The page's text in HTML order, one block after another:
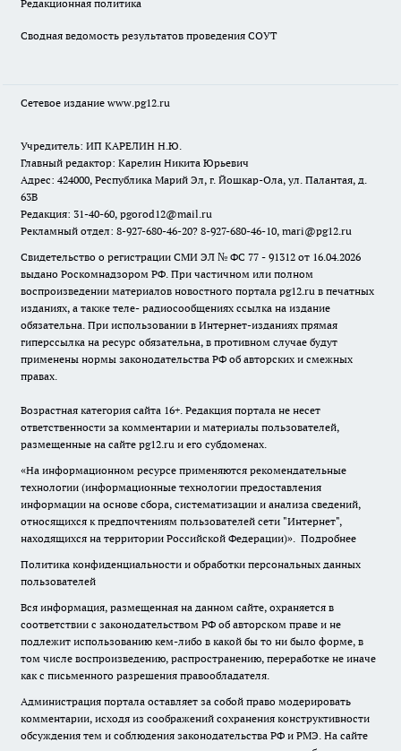
Редакционная политика
Сводная ведомость результатов проведения СОУТ
Сетевое издание www.pg12.ru
Учредитель: ИП КАРЕЛИН Н.Ю.
Главный редактор: Карелин Никита Юрьевич
Адрес: 424000, Республика Марий Эл, г. Йошкар-Ола, ул. Палантая, д.
63В
Редакция: 31-40-60, pgorod12@mail.ru
Рекламный отдел: 8-927-680-46-20? 8-927-680-46-10, mari@pg12.ru
Свидетельство о регистрации СМИ ЭЛ № ФС 77 - 91312 от 16.04.2026
выдано Роскомнадзором РФ. При частичном или полном
воспроизведении материалов новостного портала pg12.ru в печатных
изданиях, а также теле- радиосообщениях ссылка на издание
обязательна. При использовании в Интернет-изданиях прямая
гиперссылка на ресурс обязательна, в противном случае будут
применены нормы законодательства РФ об авторских и смежных
правах.
Возрастная категория сайта 16+. Редакция портала не несет
ответственности за комментарии и материалы пользователей,
размещенные на сайте pg12.ru и его субдоменах.
«На информационном ресурсе применяются рекомендательные
технологии (информационные технологии предоставления
информации на основе сбора, систематизации и анализа сведений,
относящихся к предпочтениям пользователей сети "Интернет",
находящихся на территории Российской Федерации)». Подробнее
Политика конфиденциальности и обработки персональных данных
пользователей
Вся информация, размещенная на данном сайте, охраняется в
соответствии с законодательством РФ об авторском праве и не
подлежит использованию кем-либо в какой бы то ни было форме, в
том числе воспроизведению, распространению, переработке не иначе
как с письменного разрешения правообладателя.
Администрация портала оставляет за собой право модерировать
комментарии, исходя из соображений сохранения конструктивности
обсуждения тем и соблюдения законодательства РФ и РМЭ. На сайте